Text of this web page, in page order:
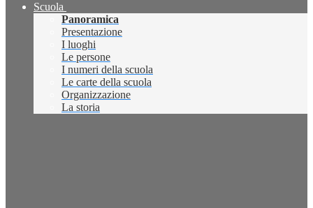
Scuola
Panoramica
Presentazione
I luoghi
Le persone
I numeri della scuola
Le carte della scuola
Organizzazione
La storia